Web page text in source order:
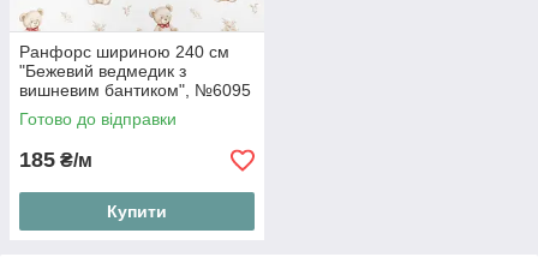
Ранфорс шириною 240 см
"Бежевий ведмедик з
вишневим бантиком", №6095
Готово до відправки
185 ₴/м
Купити